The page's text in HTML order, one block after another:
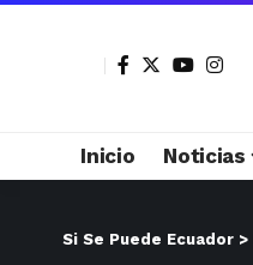
Inicio Noticias
Si Se Puede Ecuador >